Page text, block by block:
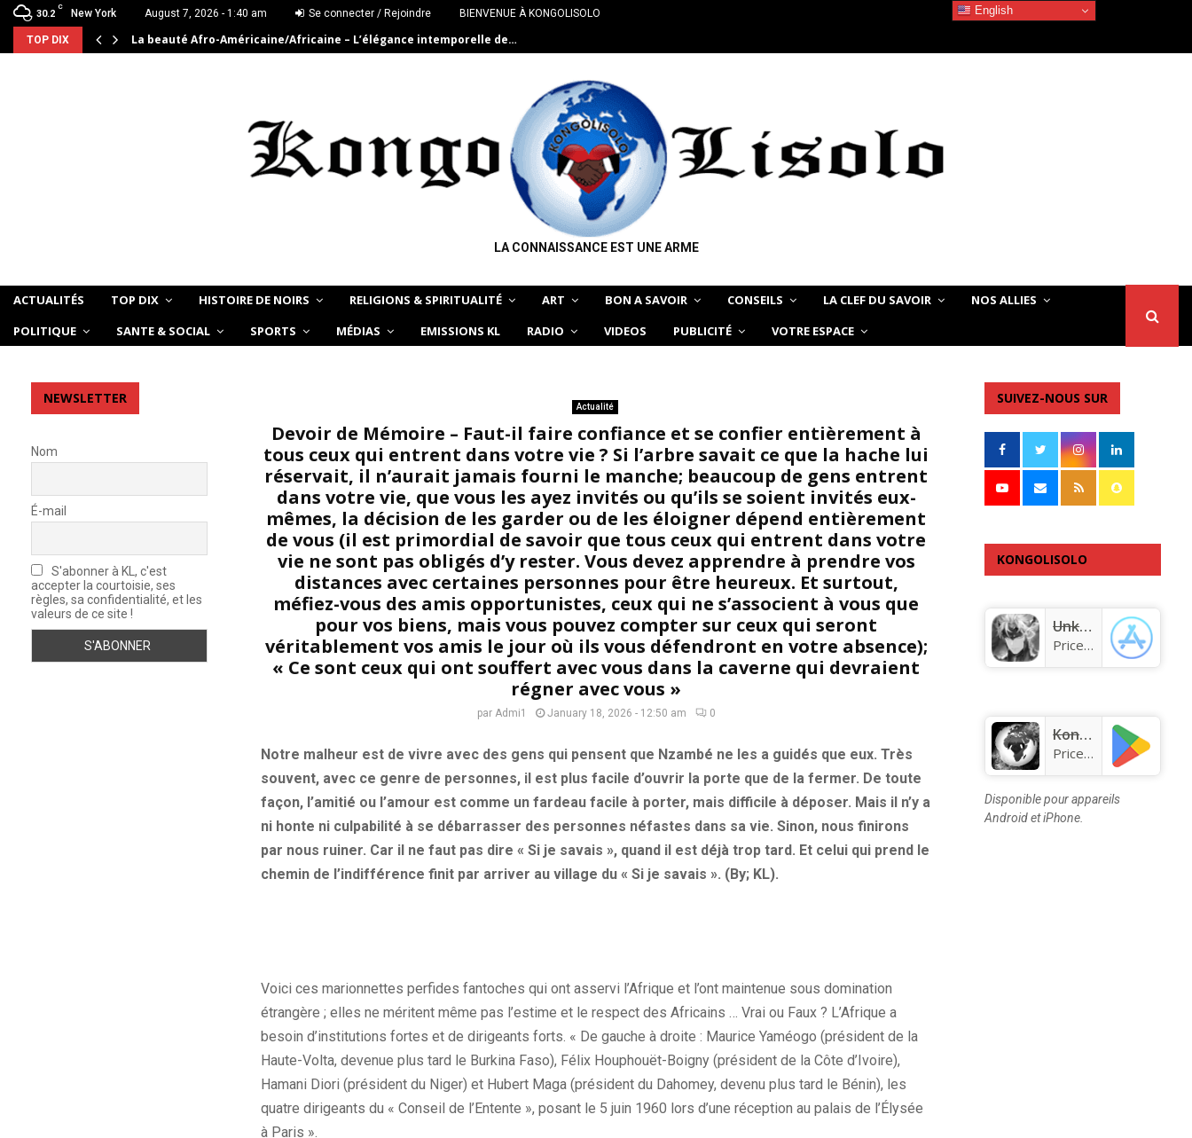
30.2
C
New York August 7, 2026 - 1:40 am Se connecter / Rejoindre BIENVENUE À KONGOLISOLO
TOP DIX La beauté Afro-Américaine/Africaine – L’élégance intemporelle de…
LA CONNAISSANCE EST UNE ARME
ACTUALITÉS TOP DIX HISTOIRE DE NOIRS RELIGIONS & SPIRITUALITÉ ART BON A SAVOIR CONSEILS LA CLEF DU SAVOIR
NOS ALLIES
POLITIQUE
SANTE & SOCIAL SPORTS MÉDIAS EMISSIONS KL RADIO VIDEOS PUBLICITÉ VOTRE ESPACE
Actualité
Devoir de Mémoire – Faut-il faire confiance et se confier entièrement à
tous ceux qui entrent dans votre vie ? Si l’arbre savait ce que la hache lui
réservait, il n’aurait jamais fourni le manche; beaucoup de gens entrent
dans votre vie, que vous les ayez invités ou qu’ils se soient invités eux-
mêmes, la décision de les garder ou de les éloigner dépend entièrement
de vous (il est primordial de savoir que tous ceux qui entrent dans votre
vie ne sont pas obligés d’y rester. Vous devez apprendre à prendre vos
distances avec certaines personnes pour être heureux. Et surtout,
méfiez-vous des amis opportunistes, ceux qui ne s’associent à vous que
pour vos biens, mais vous pouvez compter sur ceux qui seront
véritablement vos amis le jour où ils vous défendront en votre absence);
« Ce sont ceux qui ont souffert avec vous dans la caverne qui devraient
régner avec vous »
par Admi1 January 18, 2026 - 12:50 am 0
Notre malheur est de vivre avec des gens qui pensent que Nzambé ne les a guidés que eux. Très
souvent, avec ce genre de personnes, il est plus facile d’ouvrir la porte que de la fermer. De toute
façon, l’amitié ou l’amour est comme un fardeau facile à porter, mais difficile à déposer. Mais il n’y a
ni honte ni culpabilité à se débarrasser des personnes néfastes dans sa vie. Sinon, nous finirons
par nous ruiner. Car il ne faut pas dire « Si je savais », quand il est déjà trop tard. Et celui qui prend le
chemin de l’indifférence finit par arriver au village du « Si je savais ». (By; KL).
Voici ces marionnettes perfides fantoches qui ont asservi l’Afrique et l’ont maintenue sous domination
étrangère ; elles ne méritent même pas l’estime et le respect des Africains … Vrai ou Faux ? L’Afrique a
besoin d’institutions fortes et de dirigeants forts. « De gauche à droite : Maurice Yaméogo (président de la
Haute-Volta, devenue plus tard le Burkina Faso), Félix Houphouët-Boigny (président de la Côte d’Ivoire),
Hamani Diori (président du Niger) et Hubert Maga (président du Dahomey, devenu plus tard le Bénin), les
quatre dirigeants du « Conseil de l’Entente », posant le 5 juin 1960 lors d’une réception au palais de l’Élysée
à Paris ».
NEWSLETTER
Nom
É-mail
S'abonner à KL, c'est
accepter la courtoisie, ses
règles, sa confidentialité, et les
valeurs de ce site !
SUIVEZ-NOUS SUR
KONGOLISOLO
Unknown app
Price:Free
KongoLisolo
Price:Free
Disponible pour appareils
Android et iPhone.
English